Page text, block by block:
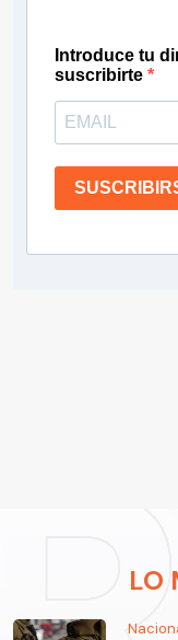
Introduce tu
suscribirte
LO